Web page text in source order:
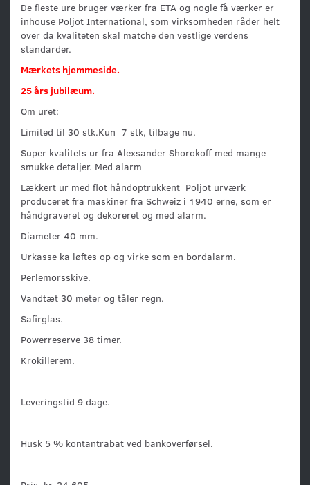
De fleste ure bruger værker fra ETA og nogle få værker er
inhouse Poljot International, som virksomheden råder helt
over da kvaliteten skal matche den vestlige verdens
standarder.
Mærkets hjemmeside.
25 års jubilæum.
Om uret:
Limited til 30 stk.Kun 7 stk, tilbage nu.
Super kvalitets ur fra Alexsander Shorokoff med mange
smukke detaljer. Med alarm
Lækkert ur med flot håndoptrukkent Poljot urværk
produceret fra maskiner fra Schweiz i 1940 erne, som er
håndgraveret og dekoreret og med alarm.
Diameter 40 mm.
Urkasse ka løftes op og virke som en bordalarm.
Perlemorsskive.
Vandtæt 30 meter og tåler regn.
Safirglas.
Powerreserve 38 timer.
Krokillerem.
Leveringstid 9 dage.
Husk 5 % kontantrabat ved bankoverførsel.